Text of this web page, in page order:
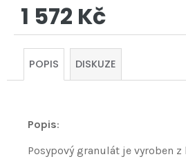
1 572 Kč
Měrná
POPIS DISKUZE
Popis:
Posypový granulát je vyroben z